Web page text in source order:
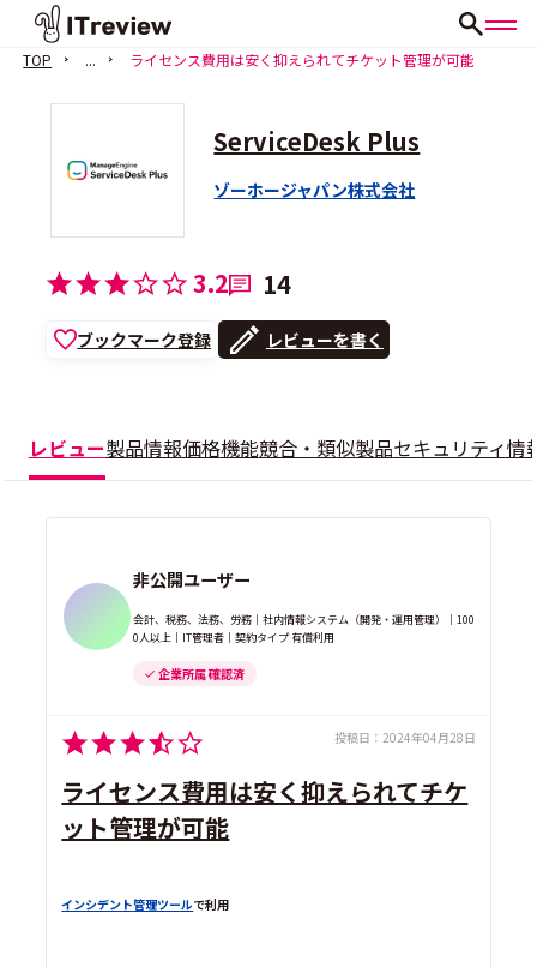
TOP ... ライセンス費用は安く抑えられてチケット管理が可能
ServiceDesk Plus
ゾーホージャパン株式会社
3.2 14
ブックマーク登録 レビューを書く
レビュー製品情報価格機能競合・類似製品セキュリティ情
非公開ユーザー
会計、税務、法務、労務｜社内情報システム（開発・運用管理）｜100
0人以上｜IT管理者｜契約タイプ 有償利用
企業所属 確認済
投稿日： 2024年04月28日
ライセンス費用は安く抑えられてチケ
ット管理が可能
インシデント管理ツールで利用